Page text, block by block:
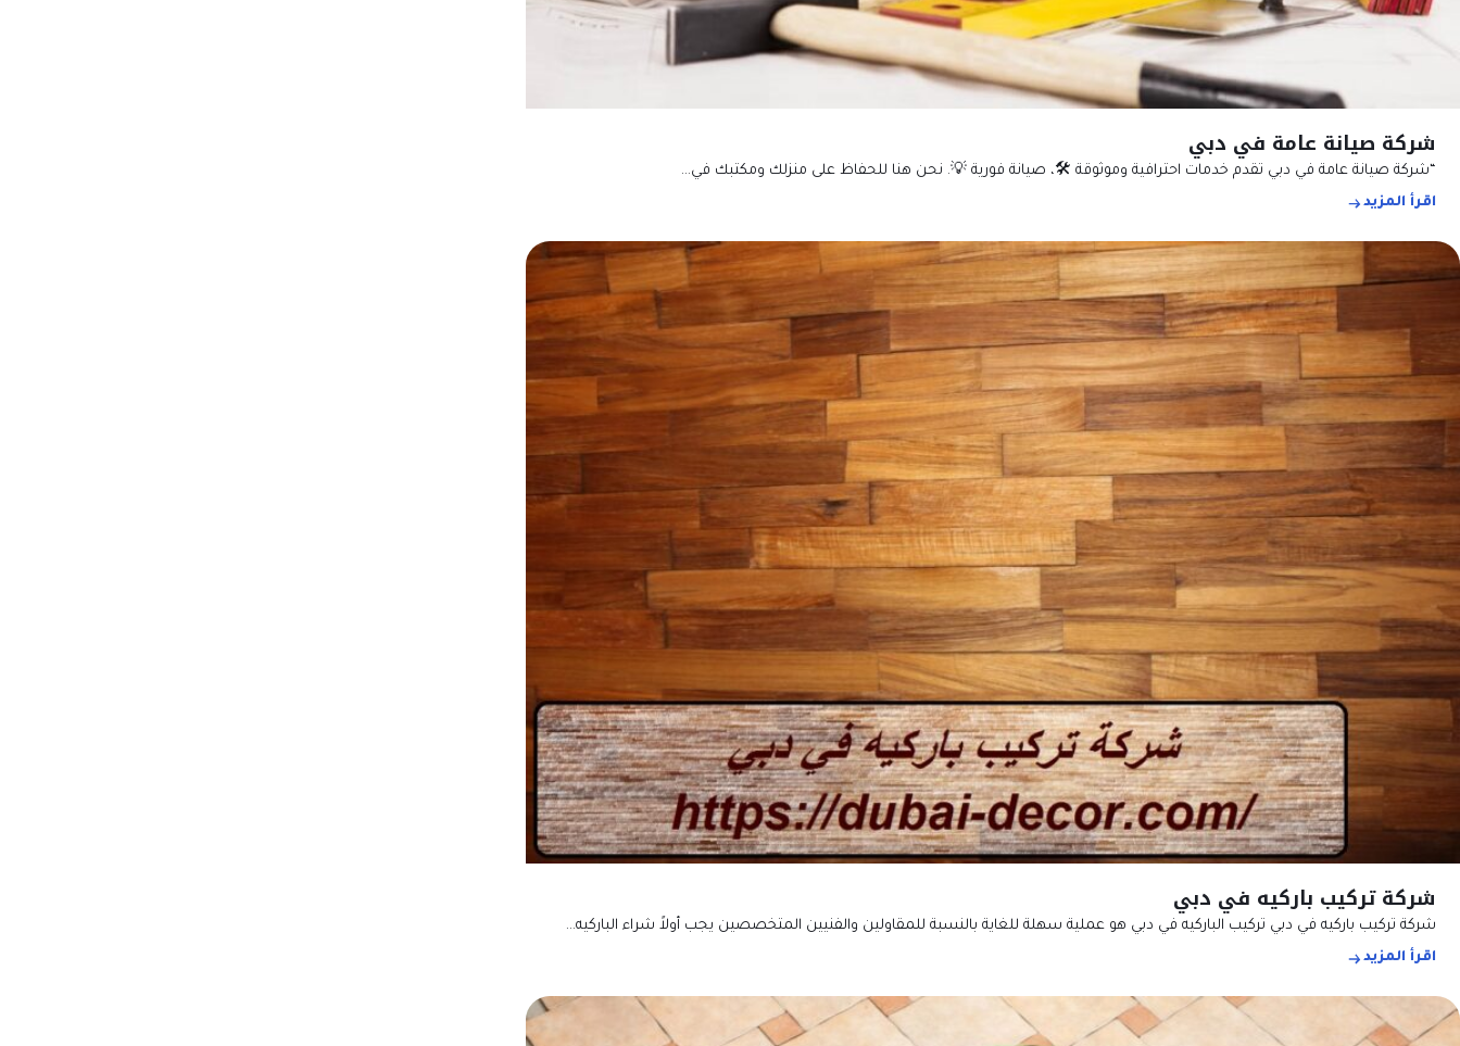
شركة صيانة عامة في دبي
“شركة صيانة عامة في دبي تقدم خدمات احترافية وموثوقة 🛠️، صيانة فورية 💡. نحن هنا للحفاظ على منزلك ومكتبك في…
اقرأ المزيد
شركة تركيب باركيه في دبي
شركة تركيب باركيه في دبي تركيب الباركيه في دبي هو عملية سهلة للغاية بالنسبة للمقاولين والفنيين المتخصصين يجب أولاً شراء الباركيه…
اقرأ المزيد